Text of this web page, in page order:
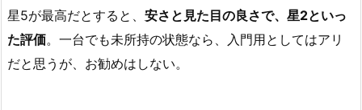
星5が最高だとすると、 安さと見た目の良さで、星2といっ
た評価。一台でも未所持の状態なら、入門用としてはアリ
だと思うが、お勧めはしない。